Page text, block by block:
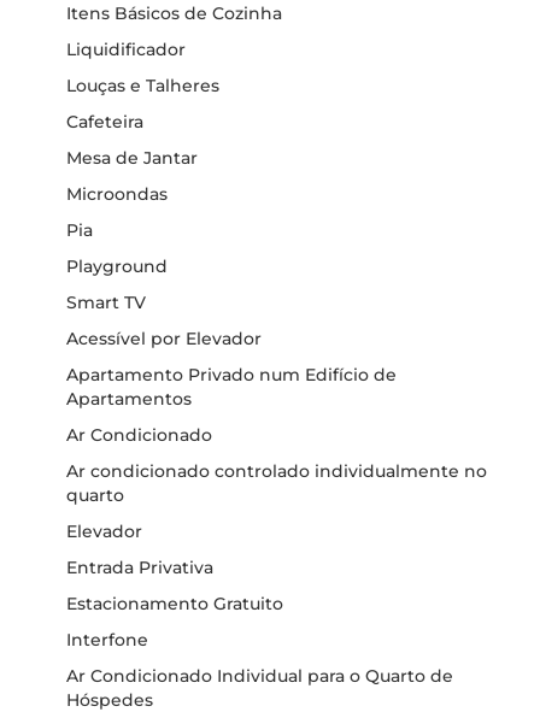
Itens Básicos de Cozinha
Liquidificador
Louças e Talheres
Cafeteira
Mesa de Jantar
Microondas
Pia
Playground
Smart TV
Acessível por Elevador
Apartamento Privado num Edifício de
Apartamentos
Ar Condicionado
Ar condicionado controlado individualmente no
quarto
Elevador
Entrada Privativa
Estacionamento Gratuito
Interfone
Ar Condicionado Individual para o Quarto de
Hóspedes